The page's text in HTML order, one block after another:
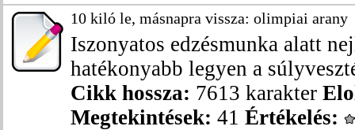
10 kiló le, másnapra vissza: olimpiai arany
Iszonyatos edzésmunka alatt
hatékonyabb legyen a
Cikk hossza: 7613 karakter
Megtekintések: 41 Értékelés: